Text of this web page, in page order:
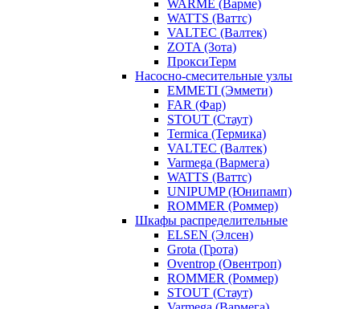
WARME (Варме)
WATTS (Ваттс)
VALTEC (Валтек)
ZOTA (Зота)
ПроксиТерм
Насосно-смесительные узлы
EMMETI (Эммети)
FAR (Фар)
STOUT (Стаут)
Termica (Термика)
VALTEC (Валтек)
Varmega (Вармега)
WATTS (Ваттс)
UNIPUMP (Юнипамп)
ROMMER (Роммер)
Шкафы распределительные
ELSEN (Элсен)
Grota (Грота)
Oventrop (Овентроп)
ROMMER (Роммер)
STOUT (Стаут)